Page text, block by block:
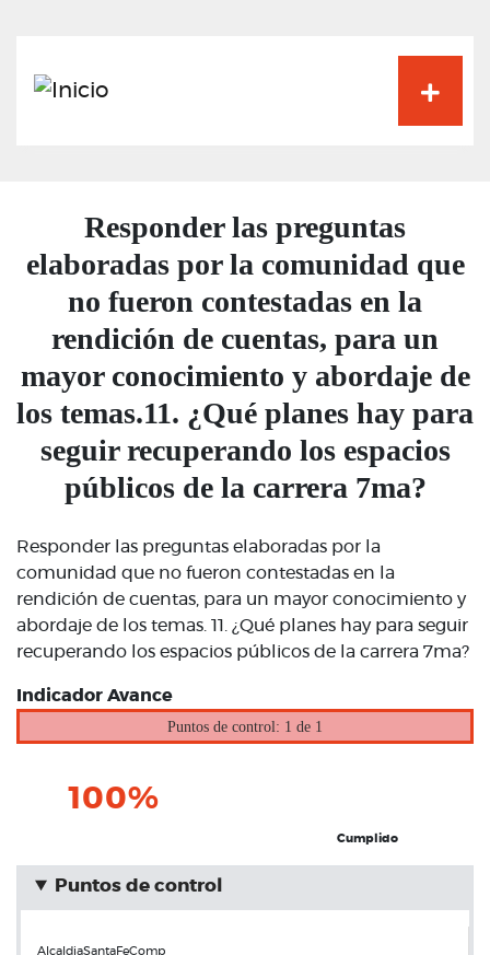
Responder las preguntas
elaboradas por la comunidad que
no fueron contestadas en la
rendición de cuentas, para un
mayor conocimiento y abordaje de
los temas.11. ¿Qué planes hay para
seguir recuperando los espacios
públicos de la carrera 7ma?
Responder las preguntas elaboradas por la
comunidad que no fueron contestadas en la
rendición de cuentas, para un mayor conocimiento y
abordaje de los temas. 11. ¿Qué planes hay para seguir
recuperando los espacios públicos de la carrera 7ma?
Indicador Avance
Puntos de control: 1 de 1
100%
Cumplido
Puntos de control
AlcaldiaSantaFeComp